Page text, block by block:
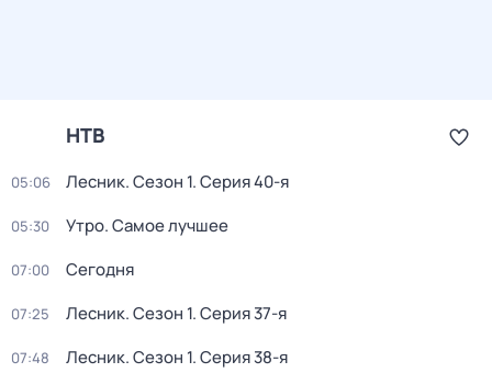
НТВ
05:06 Лесник. Сезон 1. Серия 40-я
05:30 Утро. Самое лучшее
07:00 Сегодня
07:25 Лесник. Сезон 1. Серия 37-я
07:48 Лесник. Сезон 1. Серия 38-я